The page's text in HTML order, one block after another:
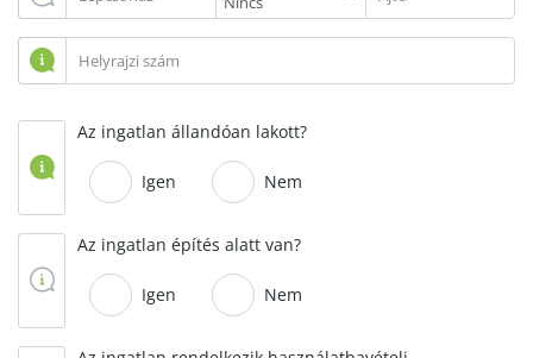
Az ingatlan állandóan lakott?
Igen Nem
Az ingatlan építés alatt van?
Igen Nem